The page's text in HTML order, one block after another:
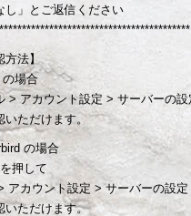
し」とご返信ください
方法】
場合
> アカウント設定 > サーバーの設
いただけます。
の場合
押して
アカウント設定 > サーバーの設定
いただけます。